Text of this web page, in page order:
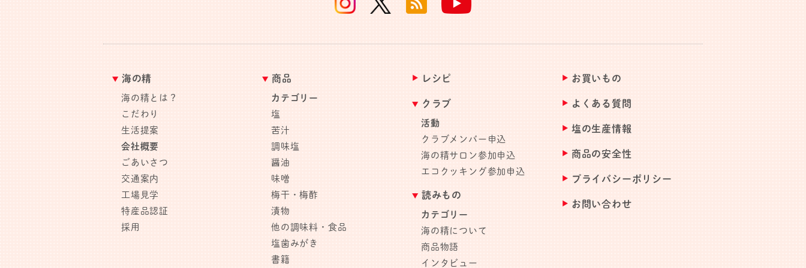
海の精
海の精とは？
こだわり
生活提案
会社概要
ごあいさつ
交通案内
工場見学
特産品認証
採用
商品
カテゴリー
塩
苦汁
調味塩
醤油
味噌
梅干・梅酢
漬物
他の調味料・食品
塩歯みがき
書籍
レシピ
クラブ
活動
クラブメンバー申込
海の精サロン参加申込
エコクッキング参加申込
読みもの
カテゴリー
海の精について
商品物語
インタビュー
お買いもの
よくある質問
塩の生産情報
商品の安全性
プライバシーポリシー
お問い合わせ